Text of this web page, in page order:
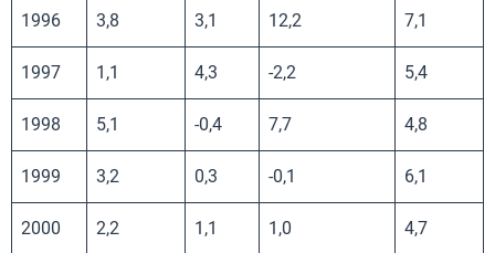
1996 3,8 3,1 12,2 7,1
1997 1,1 4,3 -2,2 5,4
1998 5,1 -0,4 7,7 4,8
1999 3,2 0,3 -0,1 6,1
2000 2,2 1,1 1,0 4,7